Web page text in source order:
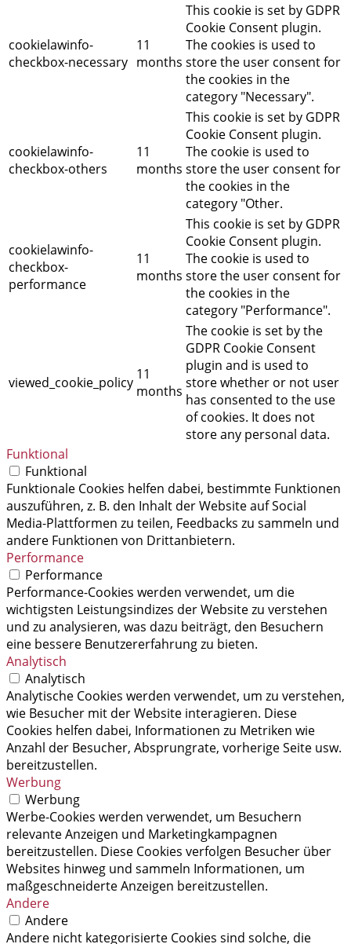
cookielawinfo-
checkbox-necessary
11
months
This cookie is set by GDPR
Cookie Consent plugin.
The cookies is used to
store the user consent for
the cookies in the
category "Necessary".
cookielawinfo-
checkbox-others
11
months
This cookie is set by GDPR
Cookie Consent plugin.
The cookie is used to
store the user consent for
the cookies in the
category "Other.
cookielawinfo-
checkbox-
performance
11
months
This cookie is set by GDPR
Cookie Consent plugin.
The cookie is used to
store the user consent for
the cookies in the
category "Performance".
viewed_cookie_policy 11
months
The cookie is set by the
GDPR Cookie Consent
plugin and is used to
store whether or not user
has consented to the use
of cookies. It does not
store any personal data.
Funktional
Funktional
Funktionale Cookies helfen dabei, bestimmte Funktionen
auszuführen, z. B. den Inhalt der Website auf Social
Media-Plattformen zu teilen, Feedbacks zu sammeln und
andere Funktionen von Drittanbietern.
Performance
Performance
Performance-Cookies werden verwendet, um die
wichtigsten Leistungsindizes der Website zu verstehen
und zu analysieren, was dazu beiträgt, den Besuchern
eine bessere Benutzererfahrung zu bieten.
Analytisch
Analytisch
Analytische Cookies werden verwendet, um zu verstehen,
wie Besucher mit der Website interagieren. Diese
Cookies helfen dabei, Informationen zu Metriken wie
Anzahl der Besucher, Absprungrate, vorherige Seite usw.
bereitzustellen.
Werbung
Werbung
Werbe-Cookies werden verwendet, um Besuchern
relevante Anzeigen und Marketingkampagnen
bereitzustellen. Diese Cookies verfolgen Besucher über
Websites hinweg und sammeln Informationen, um
maßgeschneiderte Anzeigen bereitzustellen.
Andere
Andere
Andere nicht kategorisierte Cookies sind solche, die